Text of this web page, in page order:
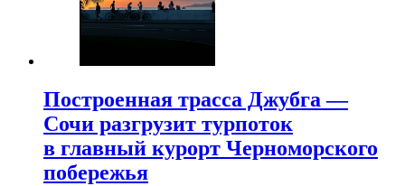
Построенная трасса Джубга —
Сочи разгрузит турпоток
в главный курорт Черноморского
побережья